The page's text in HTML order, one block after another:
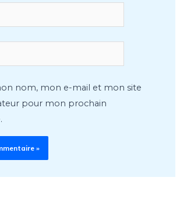
nom, mon e-mail et mon site
pour mon prochain